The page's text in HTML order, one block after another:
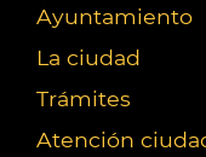
Ayuntamiento
La ciudad
Trámites
Atención